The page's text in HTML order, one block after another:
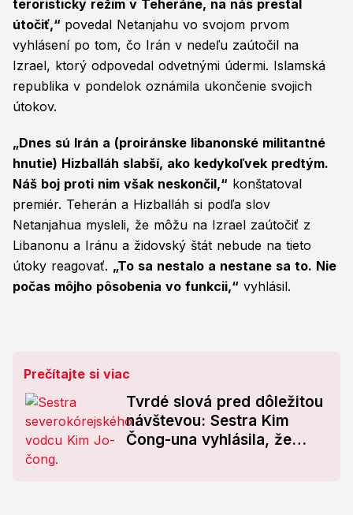
teroristický režim v Teheráne, na nás prestal
útočiť,“ povedal Netanjahu vo svojom prvom
vyhlásení po tom, čo Irán v nedeľu zaútočil na
Izrael, ktorý odpovedal odvetnými údermi. Islamská
republika v pondelok oznámila ukončenie svojich
útokov.
„Dnes sú Irán a (proiránske libanonské militantné
hnutie) Hizballáh slabší, ako kedykoľvek predtým.
Náš boj proti nim však neskončil,“ konštatoval
premiér. Teherán a Hizballáh si podľa slov
Netanjahua mysleli, že môžu na Izrael zaútočiť z
Libanonu a Iránu a židovský štát nebude na tieto
útoky reagovať. „To sa nestalo a nestane sa to. Nie
počas môjho pôsobenia vo funkcii,“ vyhlásil.
Prečítajte si viac
Tvrdé slová pred dôležitou
návštevou: Sestra Kim
Čong-una vyhlásila, že